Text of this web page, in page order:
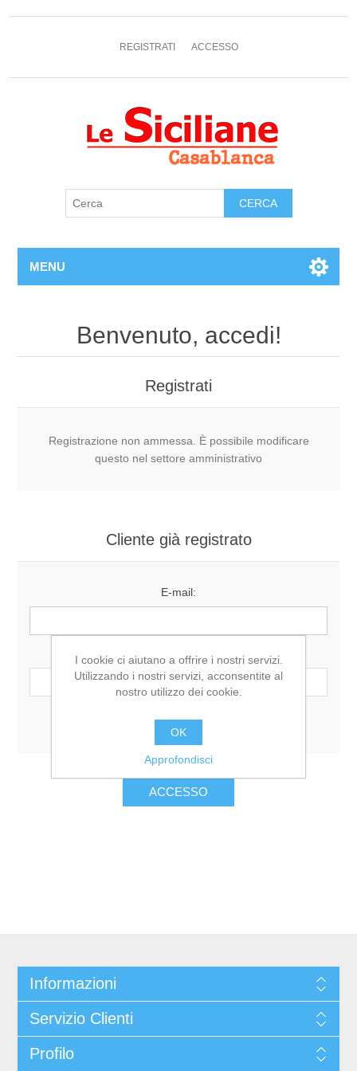
REGISTRATI ACCESSO
MENU
Benvenuto, accedi!
Registrati
Registrazione non ammessa. È possibile modificare
questo nel settore amministrativo
Cliente già registrato
E-mail:
Password:
Resta collegato Password dimenticata?
Informazioni
Servizio Clienti
Profilo
I cookie ci aiutano a offrire i nostri servizi.
Utilizzando i nostri servizi, acconsentite al
nostro utilizzo dei cookie.
OK
Approfondisci